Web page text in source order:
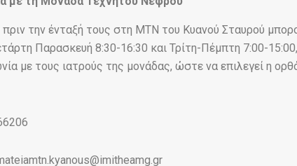
πριν την ένταξή τους στη ΜΤΝ του Κυανού Σταυρού
Παρασκευή 8:30-16:30 και Τρίτη-Πέμπτη 7:00-
με τους ιατρούς της μονάδας, ώστε να επιλεγεί η